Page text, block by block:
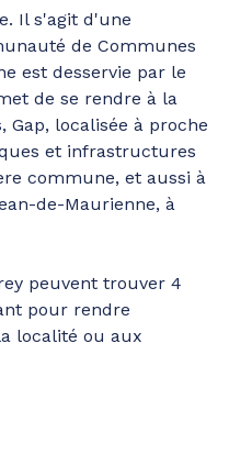
Il s'agit d'une
de Communes
est desservie par le
de se rendre à la
localisée à proche
et infrastructures
commune, et aussi à
de-Maurienne, à
peuvent trouver 4
pour rendre
localité ou aux